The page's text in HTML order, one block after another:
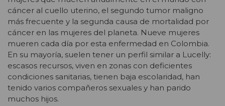
cáncer al cuello uterino, el segundo tumor maligno
más frecuente y la segunda causa de mortalidad por
cáncer en las mujeres del planeta. Nueve mujeres
mueren cada día por esta enfermedad en Colombia.
En su mayoría, suelen tener un perfil similar a Lucelly:
escasos recursos, viven en zonas con deficientes
condiciones sanitarias, tienen baja escolaridad, han
tenido varios compañeros sexuales y han parido
muchos hijos.